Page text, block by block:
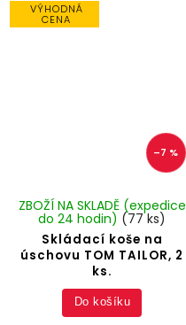
VÝHODNÁ
CENA
–7 %
Skládací koše na
úschovu TOM TAILOR, 2
ks.
ZBOŽÍ NA SKLADĚ (expedice
do 24 hodin) (77 ks)
Do košíku